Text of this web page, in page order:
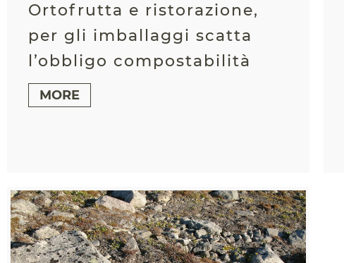
Ortofrutta e ristorazione,
per gli imballaggi scatta
l’obbligo compostabilità
MORE